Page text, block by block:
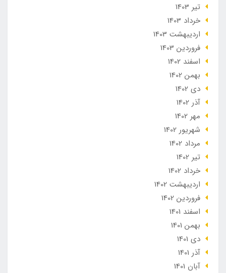
تير 1403
خرداد 1403
ارديبهشت 1403
فروردین 1403
اسفند 1402
بهمن 1402
دی 1402
آذر 1402
مهر 1402
شهریور 1402
مرداد 1402
تير 1402
خرداد 1402
ارديبهشت 1402
فروردین 1402
اسفند 1401
بهمن 1401
دی 1401
آذر 1401
آبان 1401